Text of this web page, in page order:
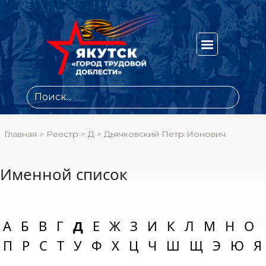
Главная > Реестр > Д > Дьячковский Петр Ионович
Именной список
А Б В Г Д Е Ж З И К Л М Н О
П
Р С Т У Ф Х Ц Ч Ш Щ Э Ю Я